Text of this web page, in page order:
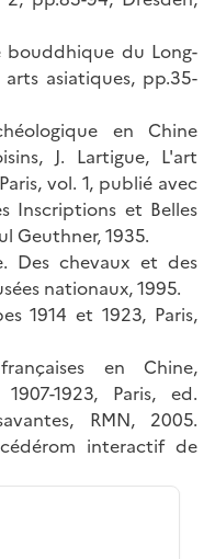
bouddhique du Long-
asiatiques, pp.35-
en Chine
J. Lartigue, L'art
vol. 1, publié avec
Inscriptions et Belles
Geuthner, 1935.
Des chevaux et des
nationaux, 1995.
1914 et 1923, Paris,
en Chine,
1923, Paris, ed.
RMN, 2005.
interactif de